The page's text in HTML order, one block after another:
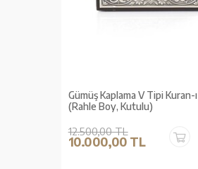
Gümüş Kaplama V Tipi Kuran-
(Rahle Boy, Kutulu)
12.500,00 TL
10.000,00 TL